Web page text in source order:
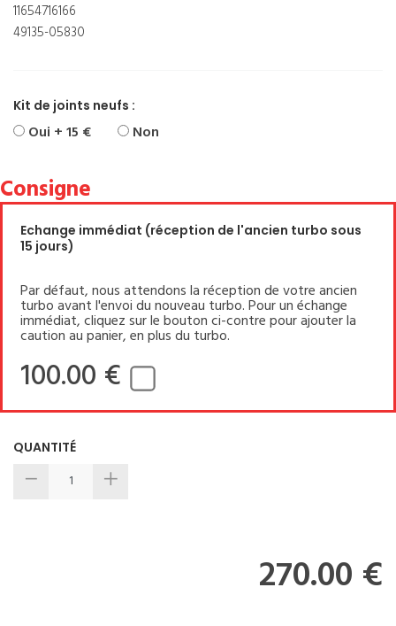
11654716166
49135-05830
Kit de joints neufs :
Oui + 15 € Non
Consigne
Echange immédiat (réception de l'ancien turbo sous
15 jours)
Par défaut, nous attendons la réception de votre ancien
turbo avant l'envoi du nouveau turbo. Pour un échange
immédiat, cliquez sur le bouton ci-contre pour ajouter la
caution au panier, en plus du turbo.
100.00 €
QUANTITÉ
270.00 €